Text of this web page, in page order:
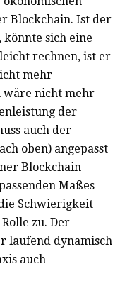
Blockchain. Ist der
sich eine
rechnen, ist er
mehr
wäre nicht mehr
der
auch der
oben) angepasst
Blockchain
Maßes
Schwierigkeit
zu. Der
laufend dynamisch
auch